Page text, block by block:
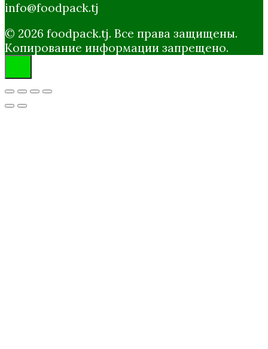
info@foodpack.tj
© 2026 foodpack.tj. Все права защищены.
Копирование информации запрещено.